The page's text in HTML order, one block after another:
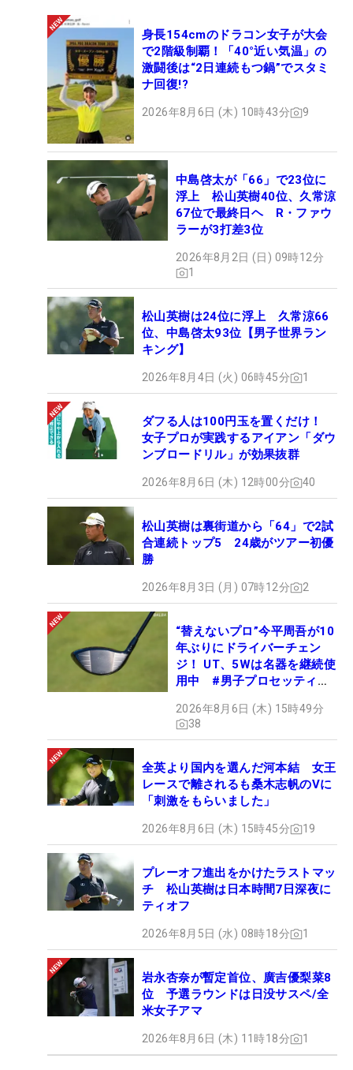
身長154cmのドラコン女子が大会
で2階級制覇！「40°近い気温」の
激闘後は“2日連続もつ鍋”でスタミ
ナ回復!?
2026年8月6日 (木) 10時43分 9
中島啓太が「66」で23位に
浮上 松山英樹40位、久常涼
67位で最終日ヘ R・ファウ
ラーが3打差3位
2026年8月2日 (日) 09時12分
1
松山英樹は24位に浮上 久常涼66
位、中島啓太93位【男子世界ラン
キング】
2026年8月4日 (火) 06時45分 1
ダフる人は100円玉を置くだけ！
女子プロが実践するアイアン「ダウ
ンブロードリル」が効果抜群
2026年8月6日 (木) 12時00分 40
松山英樹は裏街道から「64」で2試
合連続トップ5 24歳がツアー初優
勝
2026年8月3日 (月) 07時12分 2
“替えないプロ”今平周吾が10
年ぶりにドライバーチェン
ジ！ UT、5Wは名器を継続使
用中 #男子プロセッティン
2026年8月6日 (木) 15時49分
38
全英より国内を選んだ河本結 女王
レースで離されるも桑木志帆のVに
「刺激をもらいました」
2026年8月6日 (木) 15時45分 19
プレーオフ進出をかけたラストマッ
チ 松山英樹は日本時間7日深夜に
ティオフ
2026年8月5日 (水) 08時18分 1
岩永杏奈が暫定首位、廣吉優梨菜8
位 予選ラウンドは日没サスペ/全
米女子アマ
2026年8月6日 (木) 11時18分 1